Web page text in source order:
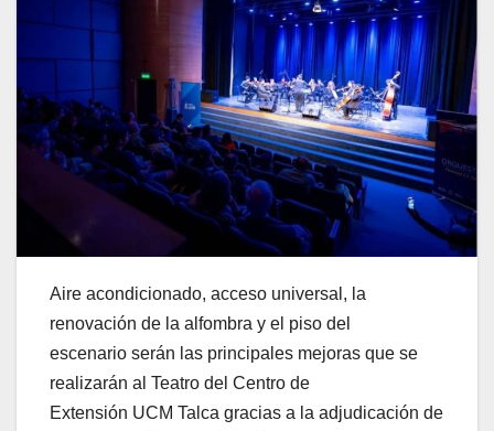
Aire acondicionado, acceso universal, la
renovación de la alfombra y el piso del
escenario serán las principales mejoras que se
realizarán al Teatro del Centro de
Extensión UCM Talca gracias a la adjudicación de